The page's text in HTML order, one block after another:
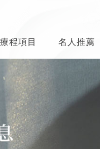
療程項目 名人推薦